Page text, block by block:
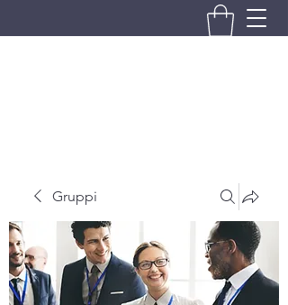
Gruppi